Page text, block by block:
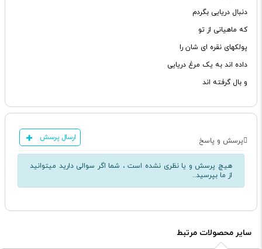
دنبال دریایی بگردم
که ماهیانی از تو
پولکهای نقره ای شان را
داده اند به یک مرغ دریایی
و بال گرفته اند
پرسش و پاسخ ارسال پرسش
هیچ پرسش و یا نظری نشده است ، شما اگر سوالی دارید میتوانید
از ما بپرسید..
سایر محصولات مرتبط